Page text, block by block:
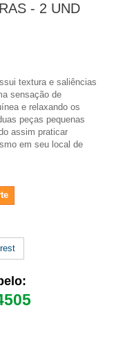
- 2 UND
textura e saliências
sensação de
e relaxando os
peças pequenas
assim praticar
em seu local de